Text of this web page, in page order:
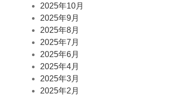
2025年10月
2025年9月
2025年8月
2025年7月
2025年6月
2025年4月
2025年3月
2025年2月